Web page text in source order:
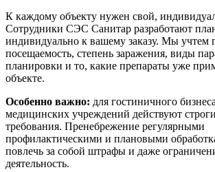
К каждому объекту нужен свой,
Сотрудники СЭС Санитар разработают
индивидуально к вашему заказу. Мы учтем
посещаемость, степень заражения, виды
планировки и то, какие препараты уже
объекте.
Особенно важно: для гостиничного
медицинских учреждений действуют
требования. Пренебрежение регулярными
профилактическими и плановыми
повлечь за собой штрафы и даже
деятельность.